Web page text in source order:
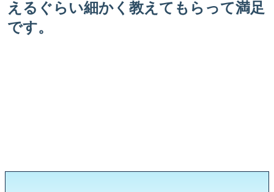
えるぐらい細かく教えてもらって満足
です。